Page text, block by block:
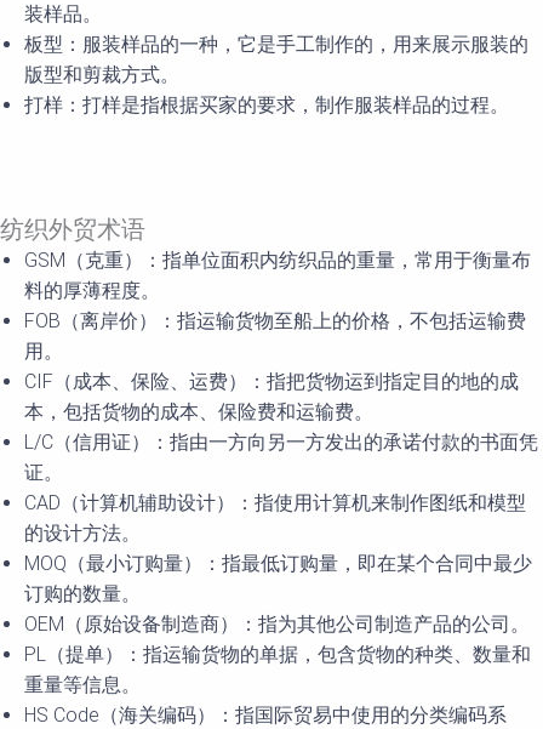
装样品。
板型：服装样品的一种，它是手工制作的，用来展示服装的
版型和剪裁方式。
打样：打样是指根据买家的要求，制作服装样品的过程。
纺织外贸术语
GSM（克重）：指单位面积内纺织品的重量，常用于衡量布
料的厚薄程度。
FOB（离岸价）：指运输货物至船上的价格，不包括运输费
用。
CIF（成本、保险、运费）：指把货物运到指定目的地的成
本，包括货物的成本、保险费和运输费。
L/C（信用证）：指由一方向另一方发出的承诺付款的书面凭
证。
CAD（计算机辅助设计）：指使用计算机来制作图纸和模型
的设计方法。
MOQ（最小订购量）：指最低订购量，即在某个合同中最少
订购的数量。
OEM（原始设备制造商）：指为其他公司制造产品的公司。
PL（提单）：指运输货物的单据，包含货物的种类、数量和
重量等信息。
HS Code（海关编码）：指国际贸易中使用的分类编码系